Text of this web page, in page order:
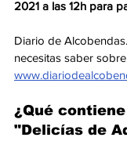
2021 a las 12h para
Diario de
necesitas saber
¿Qué
"Delicías de